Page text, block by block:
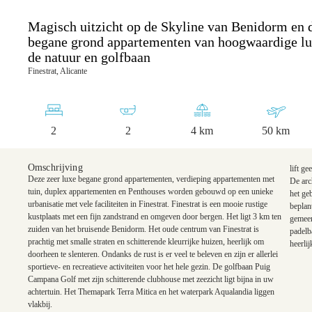
Magisch uitzicht op de Skyline van Benidorm en
begane grond appartementen van hoogwaardige
de natuur en golfbaan
Finestrat, Alicante
2 2 4 km 50 km
Omschrijving
Deze zeer luxe begane grond appartementen, verdieping appartementen met
tuin, duplex appartementen en Penthouses worden gebouwd op een unieke
urbanisatie met vele faciliteiten in Finestrat. Finestrat is een mooie rustige
kustplaats met een fijn zandstrand en omgeven door bergen. Het ligt 3 km ten
zuiden van het bruisende Benidorm. Het oude centrum van Finestrat is
prachtig met smalle straten en schitterende kleurrijke huizen, heerlijk om
doorheen te slenteren. Ondanks de rust is er veel te beleven en zijn er allerlei
sportieve- en recreatieve activiteiten voor het hele gezin. De golfbaan Puig
Campana Golf met zijn schitterende clubhouse met zeezicht ligt bijna in uw
achtertuin. Het Themapark Terra Mitica en het waterpark Aqualandia liggen
vlakbij.
lift
De
het